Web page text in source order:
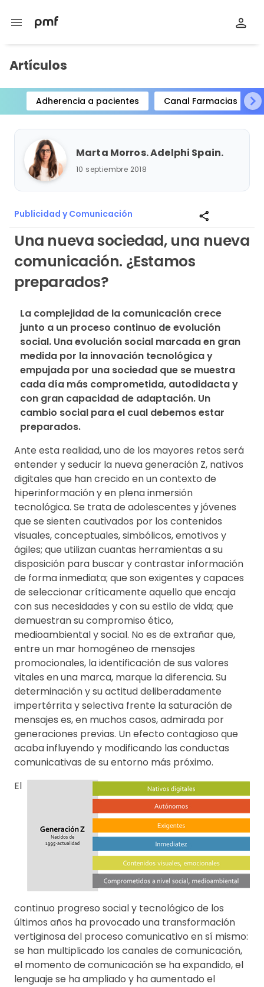
menu
Artículos
Adherencia a pacientes Canal Farmacias
Item
1
Marta Morros. Adelphi Spain.
10 septiembre 2018
Publicidad y Comunicación share
Una nueva sociedad, una nueva
comunicación. ¿Estamos
preparados?
La complejidad de la comunicación crece
junto a un proceso continuo de evolución
social. Una evolución social marcada en gran
medida por la innovación tecnológica y
empujada por una sociedad que se muestra
cada día más comprometida, autodidacta y
con gran capacidad de adaptación. Un
cambio social para el cual debemos estar
preparados.
Ante esta realidad, uno de los mayores retos será
entender y seducir la nueva generación Z, nativos
digitales que han crecido en un contexto de
hiperinformación y en plena inmersión
tecnológica. Se trata de adolescentes y jóvenes
que se sienten cautivados por los contenidos
visuales, conceptuales, simbólicos, emotivos y
ágiles; que utilizan cuantas herramientas a su
disposición para buscar y contrastar información
de forma inmediata; que son exigentes y capaces
de seleccionar críticamente aquello que encaja
con sus necesidades y con su estilo de vida; que
demuestran su compromiso ético,
medioambiental y social. No es de extrañar que,
entre un mar homogéneo de mensajes
promocionales, la identificación de sus valores
vitales en una marca, marque la diferencia. Su
determinación y su actitud deliberadamente
impertérrita y selectiva frente la saturación de
mensajes es, en muchos casos, admirada por
generaciones previas. Un efecto contagioso que
acaba influyendo y modificando las conductas
comunicativas de su entorno más próximo.
El
continuo progreso social y tecnológico de los
últimos años ha provocado una transformación
vertiginosa del proceso comunicativo en sí mismo:
se han multiplicado los canales de comunicación,
el momento de comunicación se ha expandido, el
lenguaje se ha ampliado y ha aumentado el